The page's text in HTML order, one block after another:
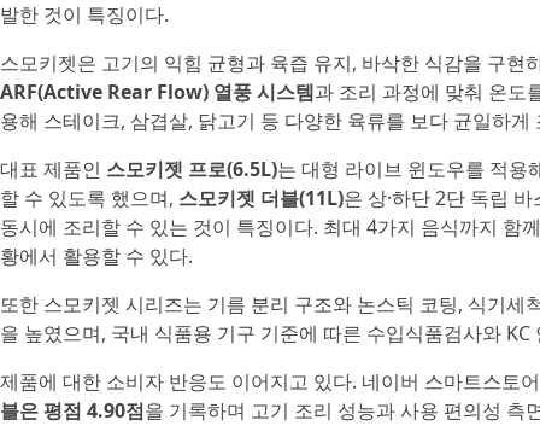
발한 것이 특징이다.
스모키젯은 고기의 익힘 균형과 육즙 유지, 바삭한 식감을 구
ARF(Active Rear Flow) 열풍 시스템과 조리 과정에 맞춰 온도
용해 스테이크, 삼겹살, 닭고기 등 다양한 육류를 보다 균일하
대표 제품인 스모키젯 프로(6.5L)는 대형 라이브 윈도우를 적용
할 수 있도록 했으며, 스모키젯 더블(11L)은 상·하단 2단 독립
동시에 조리할 수 있는 것이 특징이다. 최대 4가지 음식까지 함
황에서 활용할 수 있다.
또한 스모키젯 시리즈는 기름 분리 구조와 논스틱 코팅, 식기
을 높였으며, 국내 식품용 기구 기준에 따른 수입식품검사와
제품에 대한 소비자 반응도 이어지고 있다. 네이버 스마트스토
블은 평점 4.90점을 기록하며 고기 조리 성능과 사용 편의성 측